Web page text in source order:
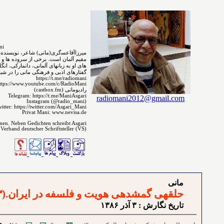
radiomani2012@gmail.com
مقیم ﺁﻟﻤﺎﻥ است. برخی از سروده ⁯⁯⁯⁯ها و
های ﺍﻭ ﺑﻪ ﺯﺑﺎﻧ‌‌ﻬﺎﻯ آلمانی،
گفتارهای ادبی و فرهنگی مانی را در
https://t.me/radiomani
www.youtube.com/c/RadioMani
رادیومانی (castbox.fm)
Telegram: https://t.me/ManiAsgari
Instagram (@radio_mani)
https://twitter.com/Asgari_Mani
Privat Mani: www.nevisa.de
Neben Gedichten schreibt Asgari
deutscher Schriftsteller (VS)
مانی
حلقه⁯ی گمشده⁯ی هویت و فلسفه در ایران.(۳)
تاريخ نگارش : ٣ آذر ۱٣٨۶